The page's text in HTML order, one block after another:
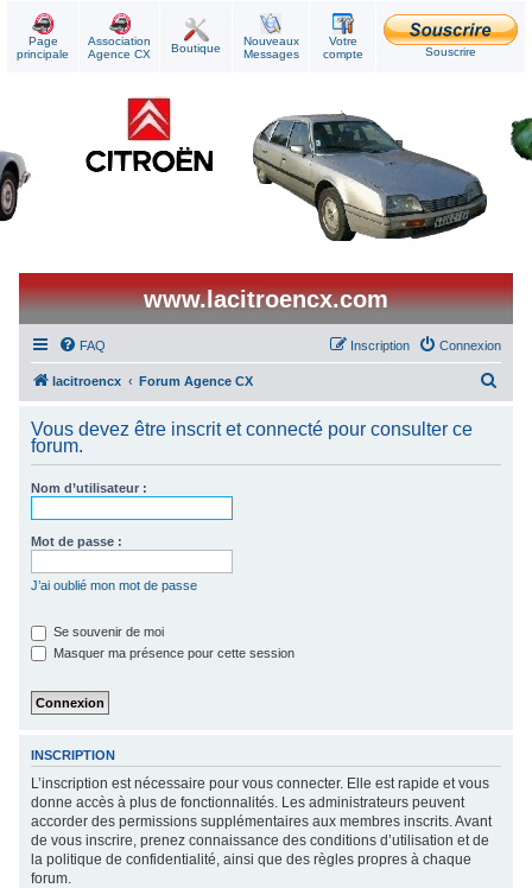
Page
principale
Association
Agence CX
Boutique
Nouveaux
Messages
Votre
compte
Souscrire
www.lacitroencx.com
FAQ Connexion
Inscription
lacitroencx Forum Agence CX
h
Vous devez être inscrit et connecté pour consulter ce
forum.
Nom d’utilisateur :
Mot de passe :
J’ai oublié mon mot de passe
Se souvenir de moi
Masquer ma présence pour cette session
INSCRIPTION
L’inscription est nécessaire pour vous connecter. Elle est rapide et vous
donne accès à plus de fonctionnalités. Les administrateurs peuvent
accorder des permissions supplémentaires aux membres inscrits. Avant
de vous inscrire, prenez connaissance des conditions d’utilisation et de
la politique de confidentialité, ainsi que des règles propres à chaque
forum.